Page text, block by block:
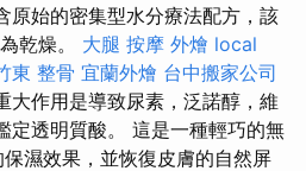
原始的密集型水分療法配方，該
乾燥。 大腿 按摩 外燴 local
東 整骨 宜蘭外燴 台中搬家公司
大作用是導致尿素，泛諾醇，維
定透明質酸。 這是一種輕巧的無
濕效果，並恢復皮膚的自然屏